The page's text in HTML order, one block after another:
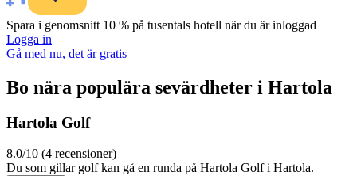
Spara i genomsnitt 10 % på tusentals hotell när du är inloggad
Logga in
Gå med nu, det är gratis
Bo nära populära sevärdheter i Hartola
Hartola Golf
8.0/10 (4 recensioner)
Du som gillar golf kan gå en runda på Hartola Golf i Hartola.